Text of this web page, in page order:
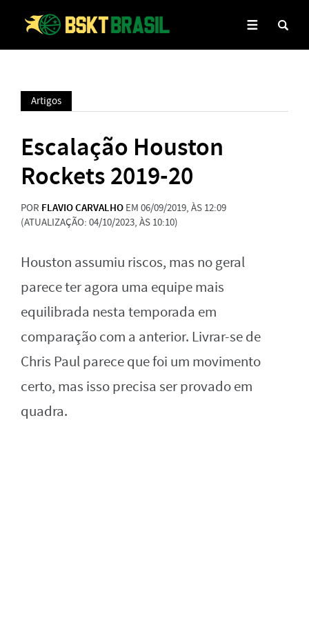
Artigos
Escalação Houston
Rockets 2019-20
POR FLAVIO CARVALHO EM 06/09/2019, ÀS 12:09
(ATUALIZAÇÃO: 04/10/2023, ÀS 10:10)
Houston assumiu riscos, mas no geral
parece ter agora uma equipe mais
equilibrada nesta temporada em
comparação com a anterior. Livrar-se de
Chris Paul parece que foi um movimento
certo, mas isso precisa ser provado em
quadra.